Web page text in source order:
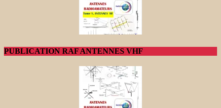
PUBLICATION RAF ANTENNES VHF